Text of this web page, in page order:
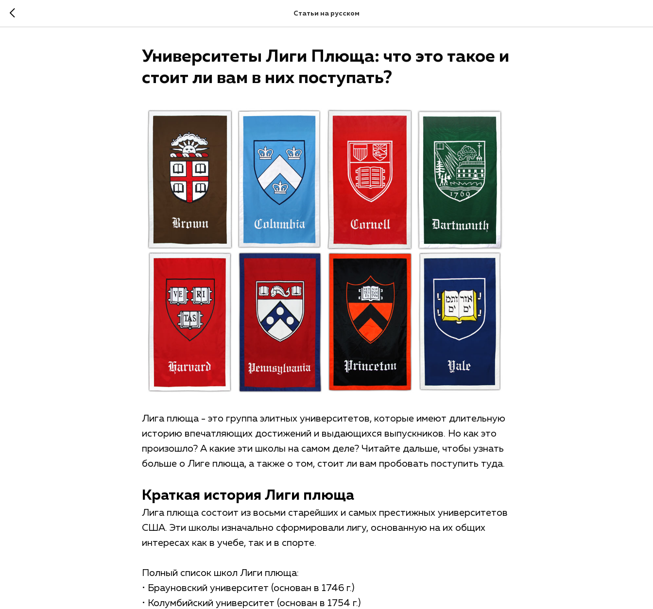
Статьи на русском
Университеты Лиги Плюща: что это такое и
стоит ли вам в них поступать?
Лига плюща - это группа элитных университетов, которые имеют длительную
историю впечатляющих достижений и выдающихся выпускников. Но как это
произошло? А какие эти школы на самом деле? Читайте дальше, чтобы узнать
больше о Лиге плюща, а также о том, стоит ли вам пробовать поступить туда.
Краткая история Лиги плюща
Лига плюща состоит из восьми старейших и самых престижных университетов
США. Эти школы изначально сформировали лигу, основанную на их общих
интересах как в учебе, так и в спорте.
Полный список школ Лиги плюща:
• Брауновский университет (основан в 1746 г.)
• Колумбийский университет (основан в 1754 г.)